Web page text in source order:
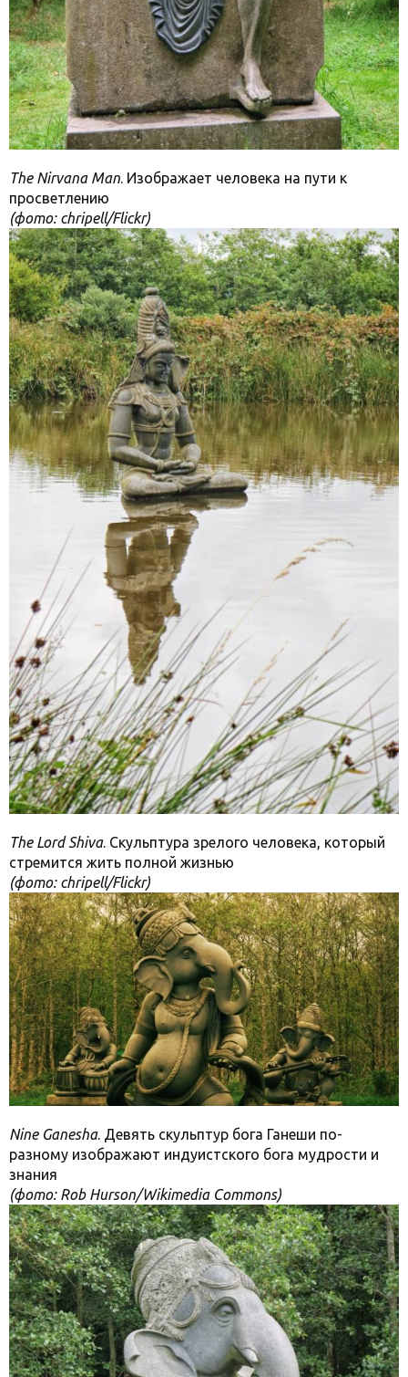
The Nirvana Man. Изображает человека на пути к
просветлению
(фото: chripell/Flickr)
The Lord Shiva. Скульптура зрелого человека, который
стремится жить полной жизнью
(фото: chripell/Flickr)
Nine Ganesha. Девять скульптур бога Ганеши по-
разному изображают индуистского бога мудрости и
знания
(фото: Rob Hurson/Wikimedia Commons)